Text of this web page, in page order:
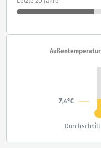
7,4°C
Durchschnitt